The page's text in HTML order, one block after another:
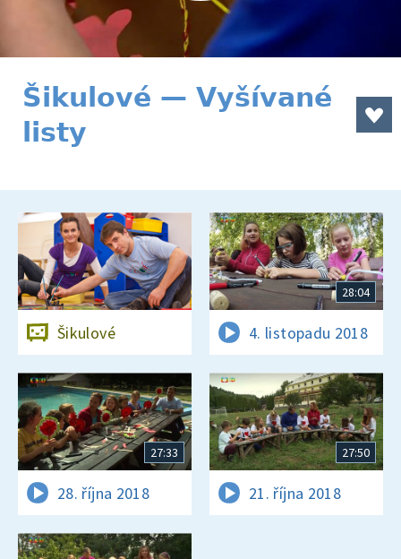
Šikulové — Vyšívané
listy
Šikulové
28:04
4. listopadu 2018
27:33
28. října 2018
27:50
21. října 2018